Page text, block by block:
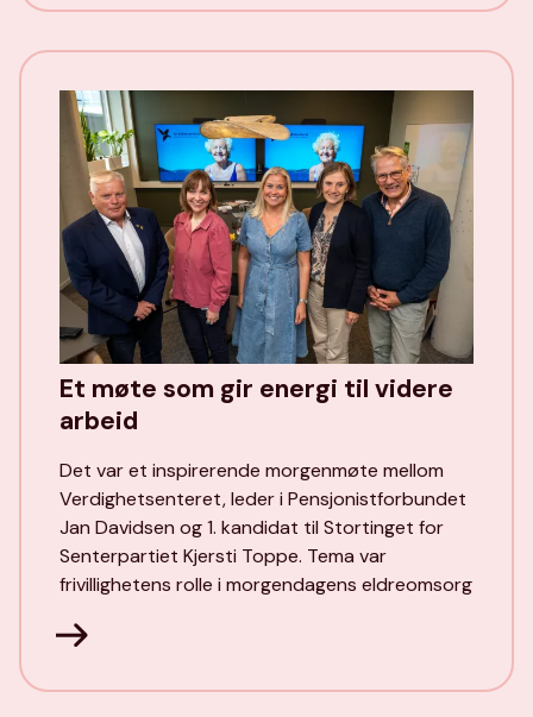
Et møte som gir energi til videre
arbeid
Det var et inspirerende morgenmøte mellom
Verdighetsenteret, leder i Pensjonistforbundet
Jan Davidsen og 1. kandidat til Stortinget for
Senterpartiet Kjersti Toppe. Tema var
frivillighetens rolle i morgendagens eldreomsorg